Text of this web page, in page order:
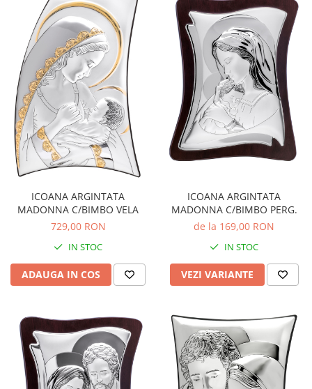
ICOANA ARGINTATA
MADONNA C/BIMBO VELA
729,00 RON
IN STOC
ADAUGA IN COS
ICOANA ARGINTATA
MADONNA C/BIMBO PERG.
de la 169,00 RON
IN STOC
VEZI VARIANTE